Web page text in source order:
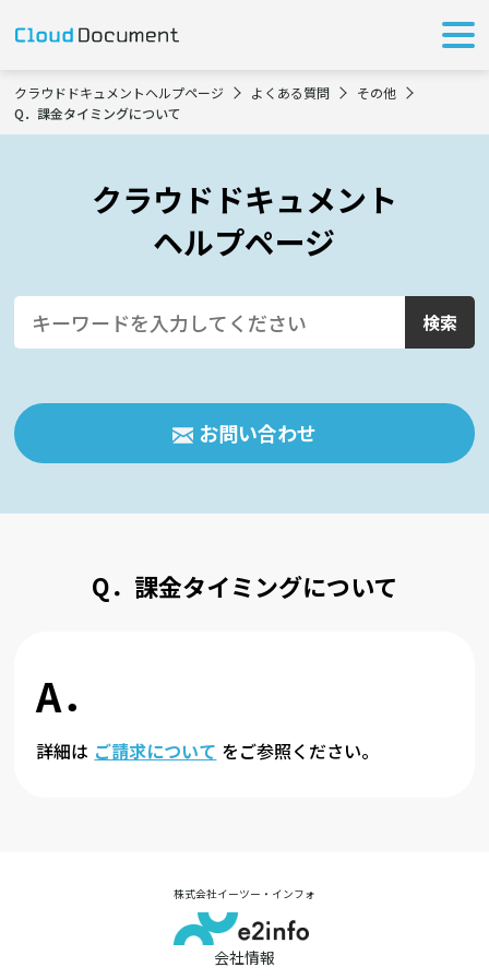
クラウドドキュメントヘルプページ よくある質問
その他
Q．課金タイミングについて
クラウドドキュメント
ヘルプページ
お問い合わせ
Q．課金タイミングについて
A．
詳細は ご請求について をご参照ください。
株式会社イーツー・インフォ
会社情報